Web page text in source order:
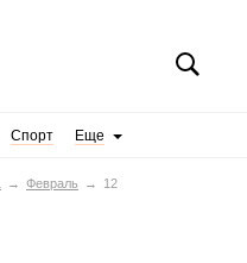
Спорт Еще
Февраль 12